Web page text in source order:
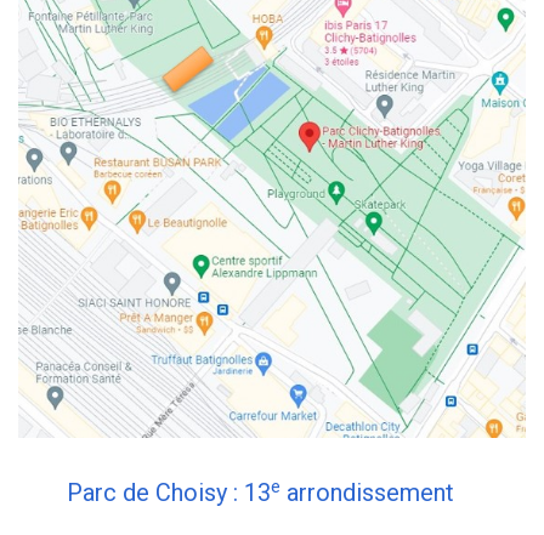
Parc de Choisy : 13e arrondissement